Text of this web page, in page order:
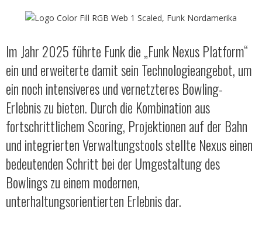
Im Jahr 2025 führte Funk die „Funk Nexus Platform“
ein und erweiterte damit sein Technologieangebot, um
ein noch intensiveres und vernetzteres Bowling-
Erlebnis zu bieten. Durch die Kombination aus
fortschrittlichem Scoring, Projektionen auf der Bahn
und integrierten Verwaltungstools stellte Nexus einen
bedeutenden Schritt bei der Umgestaltung des
Bowlings zu einem modernen,
unterhaltungsorientierten Erlebnis dar.